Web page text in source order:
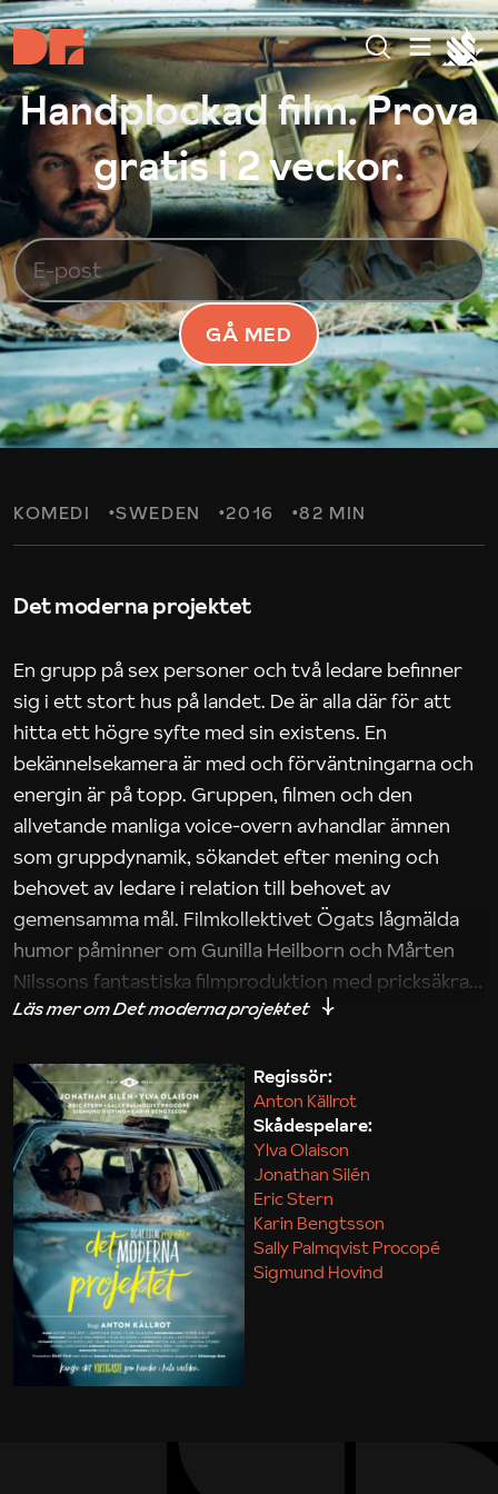
Handplockad film. Prova
gratis i 2 veckor.
GÅ MED
KOMEDI SWEDEN 2016 82 MIN
Det moderna projektet
En grupp på sex personer och två ledare befinner
sig i ett stort hus på landet. De är alla där för att
hitta ett högre syfte med sin existens. En
bekännelsekamera är med och förväntningarna och
energin är på topp. Gruppen, filmen och den
allvetande manliga voice-overn avhandlar ämnen
som gruppdynamik, sökandet efter mening och
behovet av ledare i relation till behovet av
gemensamma mål. Filmkollektivet Ögats lågmälda
humor påminner om Gunilla Heilborn och Mårten
Nilssons fantastiska filmproduktion med pricksäkra
iakttagelser om hur svårt det kan vara att omsätta
Maja Kekonius
Regissör:
Anton Källrot
Skådespelare:
Ylva Olaison
Jonathan Silén
Eric Stern
Karin Bengtsson
Sally Palmqvist Procopé
Sigmund Hovind